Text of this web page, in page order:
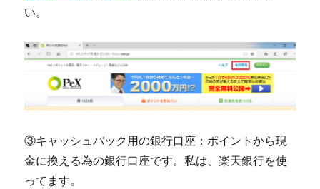
い。
③キャッシュバック用の銀行口座：ポイントから現
金に換える為の銀行口座です。私は、楽天銀行を使
ってます。